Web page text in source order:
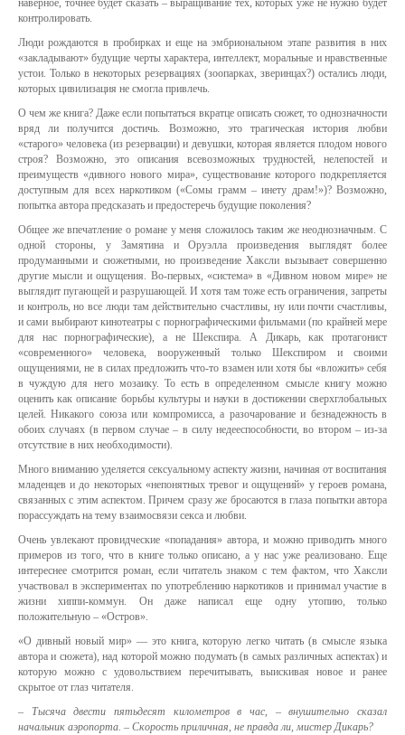
наверное, точнее будет сказать – выращивание тех, которых уже не нужно будет
контролировать.
Люди рождаются в пробирках и еще на эмбриональном этапе развития в них
«закладывают» будущие черты характера, интеллект, моральные и нравственные
устои. Только в некоторых резервациях (зоопарках, зверинцах?) остались люди,
которых цивилизация не смогла привлечь.
О чем же книга? Даже если попытаться вкратце описать сюжет, то однозначности
вряд ли получится достичь. Возможно, это трагическая история любви
«старого» человека (из резервации) и девушки, которая является плодом нового
строя? Возможно, это описания всевозможных трудностей, нелепостей и
преимуществ «дивного нового мира», существование которого подкрепляется
доступным для всех наркотиком («Сомы грамм – инету драм!»)? Возможно,
попытка автора предсказать и предостеречь будущие поколения?
Общее же впечатление о романе у меня сложилось таким же неоднозначным. С
одной стороны, у Замятина и Оруэлла произведения выглядят более
продуманными и сюжетными, но произведение Хаксли вызывает совершенно
другие мысли и ощущения. Во-первых, «система» в «Дивном новом мире» не
выглядит пугающей и разрушающей. И хотя там тоже есть ограничения, запреты
и контроль, но все люди там действительно счастливы, ну или почти счастливы,
и сами выбирают кинотеатры с порнографическими фильмами (по крайней мере
для нас порнографические), а не Шекспира. А Дикарь, как протагонист
«современного» человека, вооруженный только Шекспиром и своими
ощущениями, не в силах предложить что-то взамен или хотя бы «вложить» себя
в чуждую для него мозаику. То есть в определенном смысле книгу можно
оценить как описание борьбы культуры и науки в достижении сверхглобальных
целей. Никакого союза или компромисса, а разочарование и безнадежность в
обоих случаях (в первом случае – в силу недееспособности, во втором – из-за
отсутствие в них необходимости).
Много вниманию уделяется сексуальному аспекту жизни, начиная от воспитания
младенцев и до некоторых «непонятных тревог и ощущений» у героев романа,
связанных с этим аспектом. Причем сразу же бросаются в глаза попытки автора
порассуждать на тему взаимосвязи секса и любви.
Очень увлекают провидческие «попадания» автора, и можно приводить много
примеров из того, что в книге только описано, а у нас уже реализовано. Еще
интереснее смотрится роман, если читатель знаком с тем фактом, что Хаксли
участвовал в экспериментах по употреблению наркотиков и принимал участие в
жизни хиппи-коммун. Он даже написал еще одну утопию, только
положительную – «Остров».
«О дивный новый мир» — это книга, которую легко читать (в смысле языка
автора и сюжета), над которой можно подумать (в самых различных аспектах) и
которую можно с удовольствием перечитывать, выискивая новое и ранее
скрытое от глаз читателя.
– Тысяча двести пятьдесят километров в час, – внушительно сказал
начальник аэропорта. – Скорость приличная, не правда ли, мистер Дикарь?